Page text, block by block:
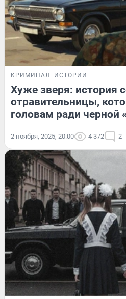
КРИМИНАЛ ИСТОРИИ
Хуже зверя: история
отравительницы,
головам ради черной
2 ноября, 2025, 20:00 4 372 2